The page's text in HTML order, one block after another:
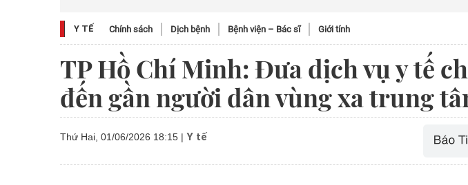
Y TẾ Chính sách Dịch bệnh Bệnh viện – Bác sĩ Giới tính
TP Hồ Chí Minh: Đưa dịch vụ y tế
đến gần người dân vùng xa trung
Thứ Hai, 01/06/2026 18:15 | Y tế